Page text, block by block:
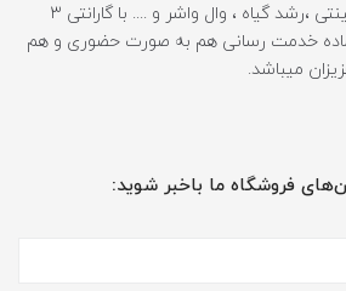
۲۴ ولت ، سنسور های کابینتی ،رشد گیاه ، وال واشر و .... با گارانتی ۳
خدمت رسانی هم به صورت حضوری و هم
میباشد.
فروشگاه ما باخبر شوید: